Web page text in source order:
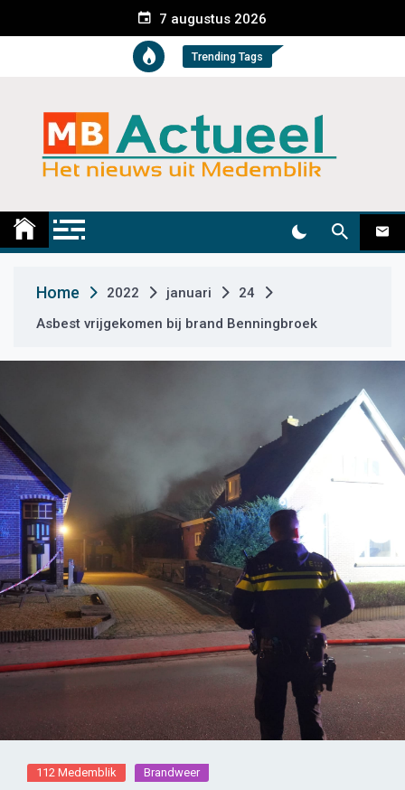
e
t
7 augustus 2026
Trending Tags
Medemblik Actueel
Home 2022 januari
24
Asbest vrijgekomen bij brand Benningbroek
112 Medemblik Brandweer